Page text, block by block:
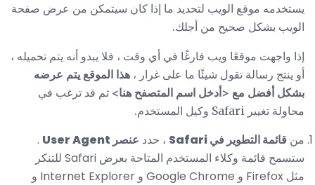
يستخدمه موقع الويب لتحديد ما إذا كان سيتمكن من عرض صفحة
الويب بشكل صحيح من أجلك.
إذا واجهت موقعًا ويب فارغًا في أي وقت ، فلا يبدو أنه يتم تحميله ،
أو ينتج رسالة تقول شيئًا ما على غرار ، هذا الموقع يتم عرضه
بشكل أفضل مع <أدخل اسم المتصفح هنا> ثم قد ترغب في
محاولة تغيير Safari وكيل المستخدم.
من قائمة التطوير في Safari ، حدد عنصر User Agent
.
ستسمح قائمة وكلاء المستخدم المتاحة بعرض Safari للتنكر
مثل Firefox و Google Chrome و Internet Explorer و